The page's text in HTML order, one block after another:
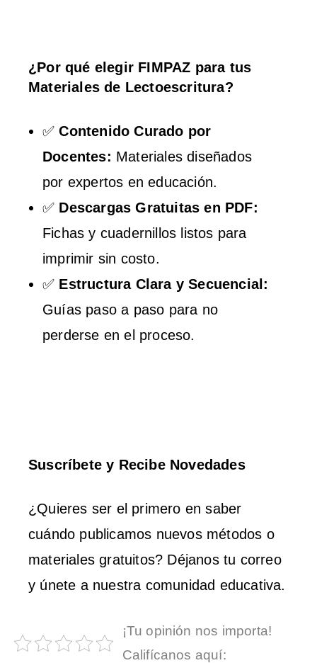
¿Por qué elegir FIMPAZ para tus
Materiales de Lectoescritura?
✅Contenido Curado por
Docentes: Materiales diseñados
por expertos en educación.
✅ Descargas Gratuitas en PDF:
Fichas y cuadernillos listos para
imprimir sin costo.
✅ Estructura Clara y Secuencial:
Guías paso a paso para no
perderse en el proceso.
Suscríbete y Recibe Novedades
¿Quieres ser el primero en saber
cuándo publicamos nuevos métodos o
materiales gratuitos? Déjanos tu correo
y únete a nuestra comunidad educativa.
¡Tu opinión nos importa!
Califícanos aquí: